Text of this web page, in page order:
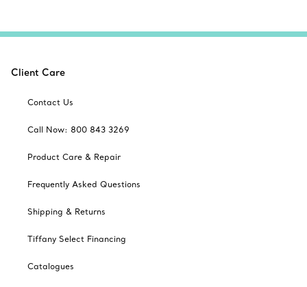
Client Care
Contact Us
Call Now: 800 843 3269
Product Care & Repair
Frequently Asked Questions
Shipping & Returns
Tiffany Select Financing
Catalogues